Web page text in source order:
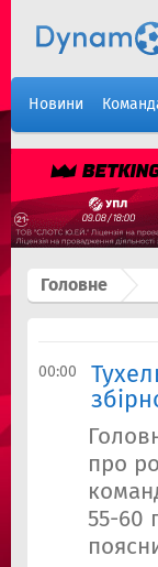
Новини
Головне
00:00
про
55-60